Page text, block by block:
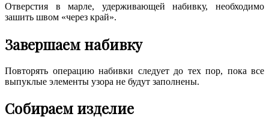
Отверстия в марле, удерживающей набивку, необходимо
зашить швом «через край».
Завершаем набивку
Повторять операцию набивки следует до тех пор, пока все
выпуклые элементы узора не будут заполнены.
Собираем изделие